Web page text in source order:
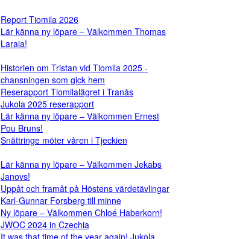
Report Tiomila 2026
Lär känna ny löpare – Välkommen Thomas
Laraia!
Historien om Tristan vid Tiomila 2025 -
chansningen som gick hem
Reserapport Tiomilalägret i Tranås
Jukola 2025 reserapport
Lär känna ny löpare – Välkommen Ernest
Pou Bruns!
Snättringe möter våren i Tjeckien
Lär känna ny löpare – Välkommen Jekabs
Janovs!
Uppåt och framåt på Höstens värdetävlingar
Karl-Gunnar Forsberg till minne
Ny löpare – Välkommen Chloé Haberkorn!
JWOC 2024 in Czechia
It was that time of the year again! Jukola